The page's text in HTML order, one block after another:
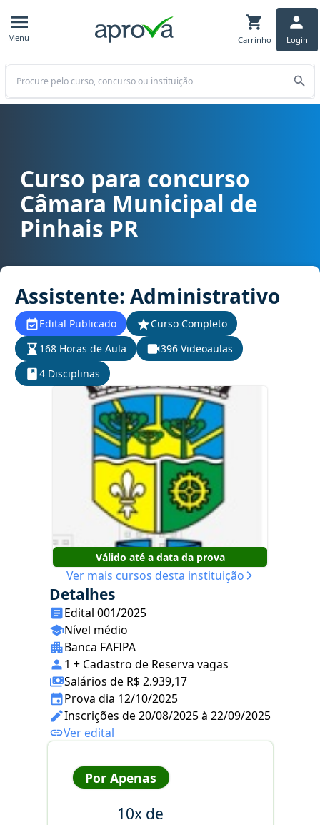
Menu Carrinho Login
Buscar
Curso para concurso Câmara Municipal de Pinhais PR cargo
Curso para concurso
Câmara Municipal de
Pinhais PR
Assistente: Administrativo
Edital Publicado
Curso Completo
168 Horas de Aula
396 Videoaulas
4 Disciplinas
Válido até a data da prova
Ver mais cursos desta instituição
Detalhes
Edital 001/2025
Nível médio
Banca FAFIPA
1 + Cadastro de Reserva vagas
Salários de R$ 2.939,17
Prova dia 12/10/2025
Inscrições de 20/08/2025 à 22/09/2025
Ver edital
Por Apenas
10x de